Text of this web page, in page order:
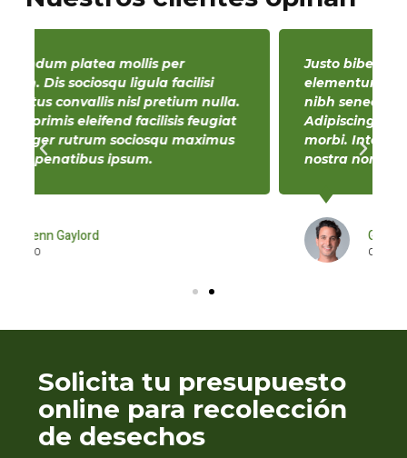
Justo bibendum platea mollis per
elementum. Dis sociosqu ligula facilisi
nibh senectus convallis nisl pretium nulla.
Adipiscing primis eleifend facilisis feugiat
morbi. Integer rutrum sociosqu maximus
nostra non penatibus ipsum.
Solicita tu presupuesto
online para recolección
de desechos